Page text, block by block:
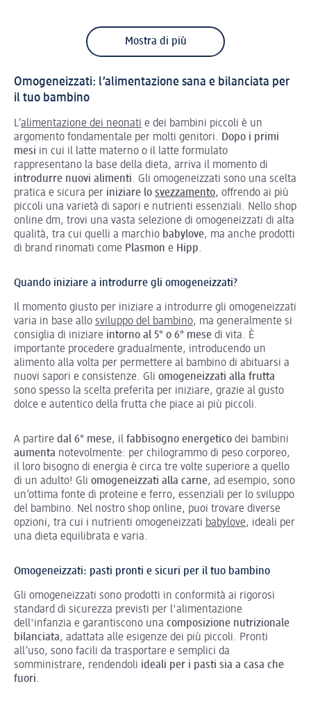
Mostra di più
Omogeneizzati: l’alimentazione sana e bilanciata per
il tuo bambino
L’alimentazione dei neonati e dei bambini piccoli è un
argomento fondamentale per molti genitori. Dopo i primi
mesi in cui il latte materno o il latte formulato
rappresentano la base della dieta, arriva il momento di
introdurre nuovi alimenti. Gli omogeneizzati sono una scelta
pratica e sicura per iniziare lo svezzamento, offrendo ai più
piccoli una varietà di sapori e nutrienti essenziali. Nello shop
online dm, trovi una vasta selezione di omogeneizzati di alta
qualità, tra cui quelli a marchio babylove, ma anche prodotti
di brand rinomati come Plasmon e Hipp.
Quando iniziare a introdurre gli omogeneizzati?
Il momento giusto per iniziare a introdurre gli omogeneizzati
varia in base allo sviluppo del bambino, ma generalmente si
consiglia di iniziare intorno al 5° o 6° mese di vita. È
importante procedere gradualmente, introducendo un
alimento alla volta per permettere al bambino di abituarsi a
nuovi sapori e consistenze. Gli omogeneizzati alla frutta
sono spesso la scelta preferita per iniziare, grazie al gusto
dolce e autentico della frutta che piace ai più piccoli.
A partire dal 6° mese, il fabbisogno energetico dei bambini
aumenta notevolmente: per chilogrammo di peso corporeo,
il loro bisogno di energia è circa tre volte superiore a quello
di un adulto! Gli omogeneizzati alla carne, ad esempio, sono
un’ottima fonte di proteine e ferro, essenziali per lo sviluppo
del bambino. Nel nostro shop online, puoi trovare diverse
opzioni, tra cui i nutrienti omogeneizzati babylove, ideali per
una dieta equilibrata e varia.
Omogeneizzati: pasti pronti e sicuri per il tuo bambino
Gli omogeneizzati sono prodotti in conformità ai rigorosi
standard di sicurezza previsti per l'alimentazione
dell'infanzia e garantiscono una composizione nutrizionale
bilanciata, adattata alle esigenze dei più piccoli. Pronti
all’uso, sono facili da trasportare e semplici da
somministrare, rendendoli ideali per i pasti sia a casa che
fuori.